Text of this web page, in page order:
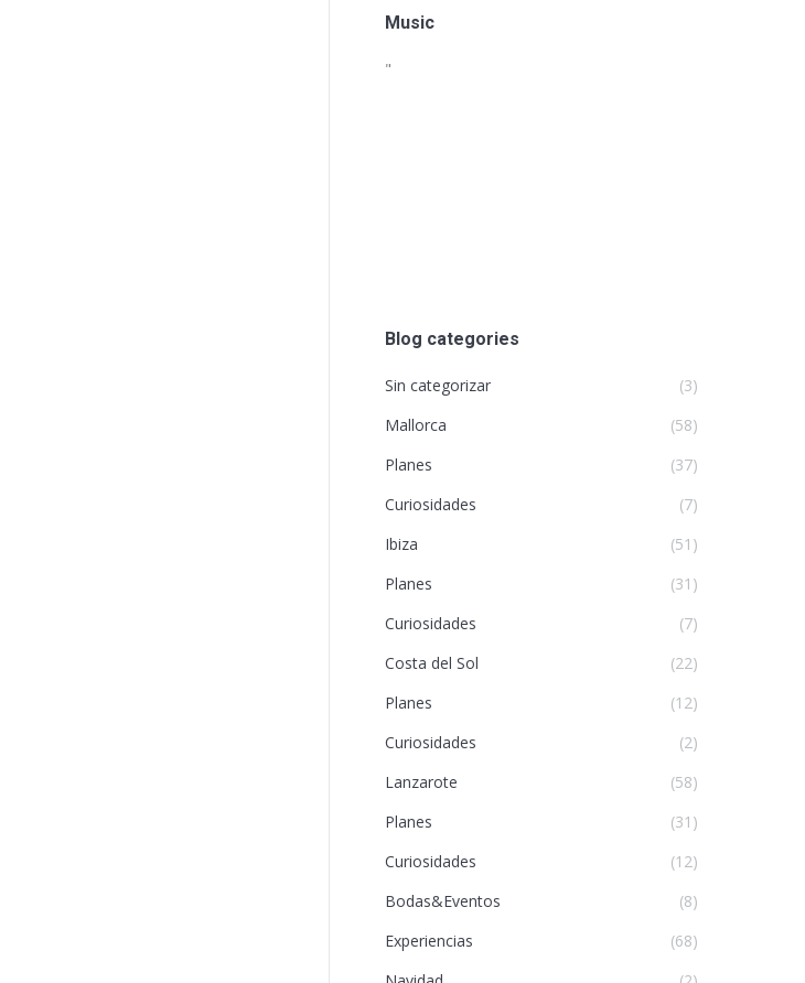
Music
"
Blog categories
Sin categorizar
(3)
Mallorca
(58)
Planes
(37)
Curiosidades
(7)
Ibiza
(51)
Planes
(31)
Curiosidades
(7)
Costa del Sol
(22)
Planes
(12)
Curiosidades
(2)
Lanzarote
(58)
Planes
(31)
Curiosidades
(12)
Bodas&Eventos
(8)
Experiencias
(68)